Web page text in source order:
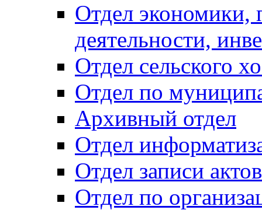
Отдел экономики,
деятельности,
Отдел сельского
Отдел по
Архивный отдел
Отдел
Отдел записи
Отдел по